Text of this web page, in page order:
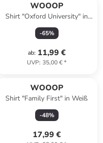
WOOOP
Shirt "Oxford University" in
Dunkelblau
-65%
ab: 11,99 €
UVP: 35,00 €*
WOOOP
Shirt "Family First" in Weiß
-48%
17,99 €